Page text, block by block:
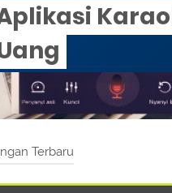
Terbaru